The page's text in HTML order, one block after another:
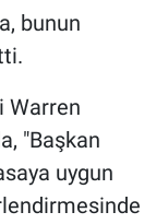
bunun
Warren
"Başkan
uygun